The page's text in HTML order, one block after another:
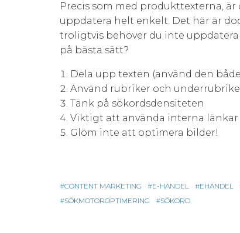
Precis som med produkttexterna,
uppdatera helt enkelt. Det här är
troligtvis behöver du inte
på bästa sätt?
Dela upp texten (använd den
Använd rubriker och
Tänk på sökordsdensiteten
Viktigt att använda interna länkar
Glöm inte att optimera bilder!
CONTENT MARKETING E-HANDEL EHANDEL
SÖKMOTOROPTIMERING
SÖKORD